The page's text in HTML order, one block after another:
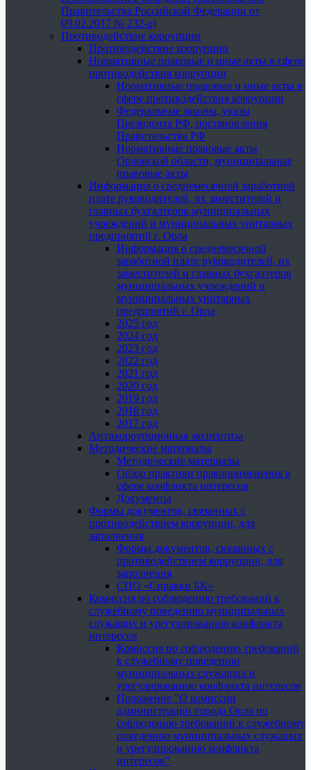
Правительства Российской Федерации от
09.02.2017 № 232-р)
Противодействие коррупции
Противодействие коррупции
Нормативные правовые и иные акты в сфере
противодействия коррупции
Нормативные правовые и иные акты в
сфере противодействия коррупции
Федеральные законы, указы
Президента РФ, постановления
Правительства РФ
Нормативные правовые акты
Орловской области, муниципальные
правовые акты
Информация о среднемесячной заработной
плате руководителей, их заместителей и
главных бухгалтеров муниципальных
учреждений и муниципальных унитарных
предприятий г. Орла
Информация о среднемесячной
заработной плате руководителей, их
заместителей и главных бухгалтеров
муниципальных учреждений и
муниципальных унитарных
предприятий г. Орла
2025 год
2024 год
2023 год
2022 год
2021 год
2020 год
2019 год
2018 год
2017 год
Антикоррупционная экспертиза
Методические материалы
Методические материалы
Обзор практики правоприменения в
сфере конфликта интересов
Документы
Формы документов, связанных с
противодействием коррупции, для
заполнения
Формы документов, связанных с
противодействием коррупции, для
заполнения
СПО «Справки БК»
Комиссия по соблюдению требований к
служебному поведению муниципальных
служащих и урегулированию конфликта
интересов
Комиссия по соблюдению требований
к служебному поведению
муниципальных служащих и
урегулированию конфликта интересов
Положение "О комиссии
администрации города Орла по
соблюдению требований к служебному
поведению муниципальных служащих
и урегулированию конфликта
интересов"